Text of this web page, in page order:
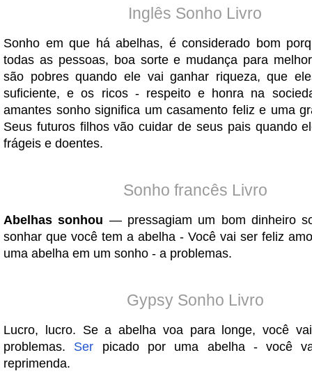
Inglês Sonho Livro
Sonho em que há abelhas, é considerado bom
todas as pessoas, boa sorte e mudança para
são pobres quando ele vai ganhar riqueza, que
suficiente, e os ricos - respeito e honra na
amantes sonho significa um casamento feliz e uma
Seus futuros filhos vão cuidar de seus pais quando
frágeis e doentes.
Sonho francês Livro
Abelhas sonhou — pressagiam um bom dinheiro
sonhar que você tem a abelha - Você vai ser feliz
uma abelha em um sonho - a problemas.
Gypsy Sonho Livro
Lucro, lucro. Se a abelha voa para longe, você
problemas. Ser picado por uma abelha - você
reprimenda.